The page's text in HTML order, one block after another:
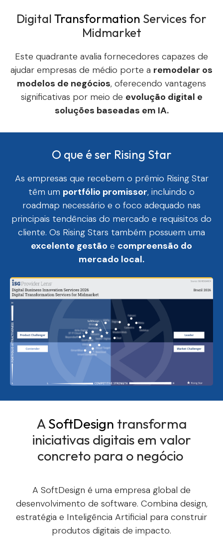
Digital Transformation Services for
Midmarket
Este quadrante avalia fornecedores capazes de
ajudar empresas de médio porte a remodelar os
modelos de negócios, oferecendo vantagens
significativas por meio de evolução digital e
soluções baseadas em IA.
O que é ser Rising Star
As empresas que recebem o prêmio Rising Star
têm um portfólio promissor, incluindo o
roadmap necessário e o foco adequado nas
principais tendências do mercado e requisitos do
cliente. Os Rising Stars também possuem uma
excelente gestão e compreensão do
mercado local.
ASoftDesign transforma
iniciativas digitais em valor
concreto para o negócio
A SoftDesign é uma empresa global de
desenvolvimento de software. Combina design,
estratégia e Inteligência Artificial para construir
produtos digitais de impacto.